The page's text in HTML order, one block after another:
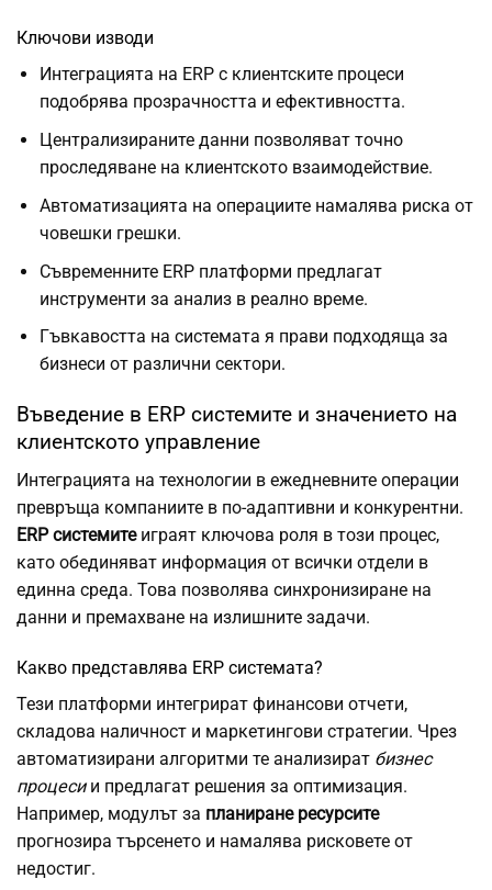
Ключови изводи
Интеграцията на ERP с клиентските процеси
подобрява прозрачността и ефективността.
Централизираните данни позволяват точно
проследяване на клиентското взаимодействие.
Автоматизацията на операциите намалява риска от
човешки грешки.
Съвременните ERP платформи предлагат
инструменти за анализ в реално време.
Гъвкавостта на системата я прави подходяща за
бизнеси от различни сектори.
Въведение в ERP системите и значението на
клиентското управление
Интеграцията на технологии в ежедневните операции
превръща компаниите в по-адаптивни и конкурентни.
ERP системитеиграят ключова роля в този процес,
като обединяват информация от всички отдели в
единна среда. Това позволява синхронизиране на
данни и премахване на излишните задачи.
Какво представлява ERP системата?
Тези платформи интегрират финансови отчети,
складова наличност и маркетингови стратегии. Чрез
автоматизирани алгоритми те анализират бизнес
процесии предлагат решения за оптимизация.
Например, модулът за планиране ресурсите
прогнозира търсенето и намалява рисковете от
недостиг.